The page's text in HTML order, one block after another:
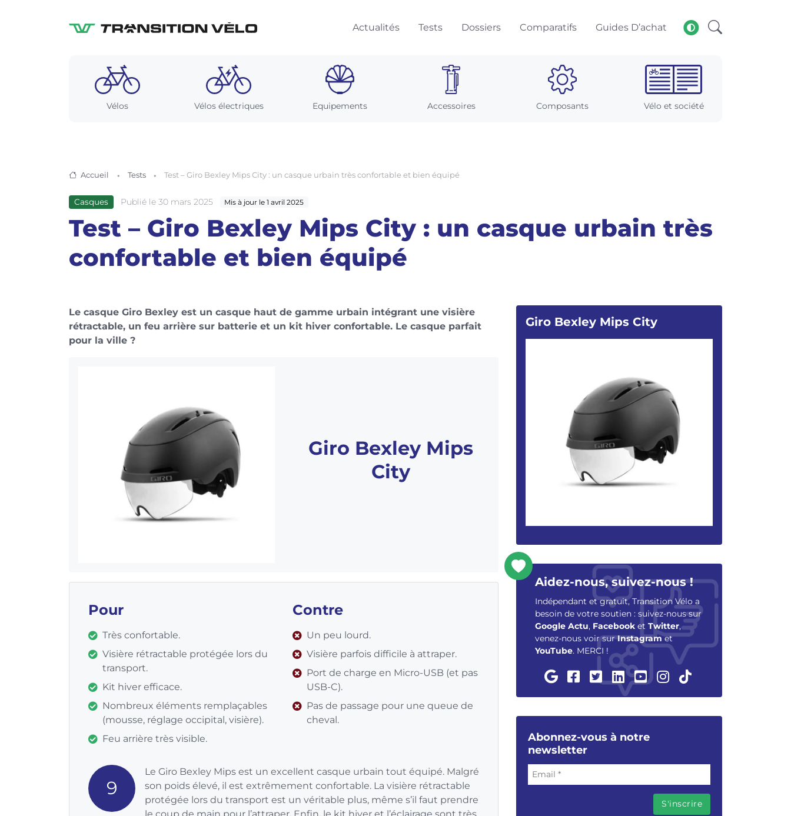
Actualités Tests Dossiers Comparatifs Guides D’achat
Vélos Vélos électriques Equipements Accessoires Composants Vélo et société
Accueil Tests Test – Giro Bexley Mips City : un casque urbain très confortable et bien équipé
Casques Publié le 30 mars 2025 Mis à jour le 1 avril 2025
Test – Giro Bexley Mips City : un casque urbain très
confortable et bien équipé
Le casque Giro Bexley est un casque haut de gamme urbain intégrant une visière
rétractable, un feu arrière sur batterie et un kit hiver confortable. Le casque parfait
pour la ville ?
Giro Bexley Mips
City
Pour
Très confortable.
Visière rétractable protégée lors du
transport.
Kit hiver efficace.
Nombreux éléments remplaçables
(mousse, réglage occipital, visière).
Feu arrière très visible.
Contre
Un peu lourd.
Visière parfois difficile à attraper.
Port de charge en Micro-USB (et pas
USB-C).
Pas de passage pour une queue de
cheval.
9
Le Giro Bexley Mips est un excellent casque urbain tout équipé. Malgré
son poids élevé, il est extrêmement confortable. La visière rétractable
protégée lors du transport est un véritable plus, même s’il faut prendre
Giro Bexley Mips City
Aidez-nous, suivez-nous !
Indépendant et gratuit, Transition Vélo a
besoin de votre soutien : suivez-nous sur
Google Actu, Facebook et Twitter,
venez-nous voir surInstagramet
YouTube. MERCI !
Abonnez-vous à notre
newsletter